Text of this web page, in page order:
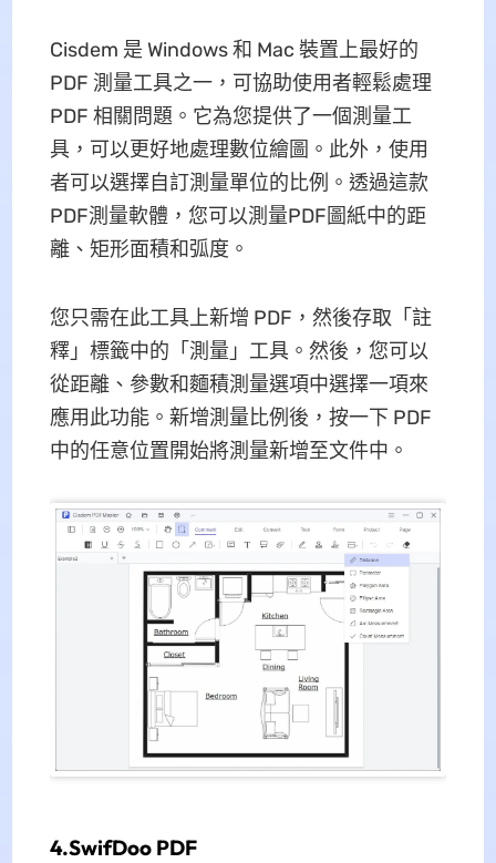
Cisdem 是 Windows 和 Mac 裝置上最好的
PDF 測量工具之一，可協助使用者輕鬆處理
PDF 相關問題。它為您提供了一個測量工
具，可以更好地處理數位繪圖。此外，使用
者可以選擇自訂測量單位的比例。透過這款
PDF測量軟體，您可以測量PDF圖紙中的距
離、矩形面積和弧度。
您只需在此工具上新增 PDF，然後存取「註
釋」標籤中的「測量」工具。然後，您可以
從距離、參數和麵積測量選項中選擇一項來
應用此功能。新增測量比例後，按一下 PDF
中的任意位置開始將測量新增至文件中。
4.SwifDoo PDF